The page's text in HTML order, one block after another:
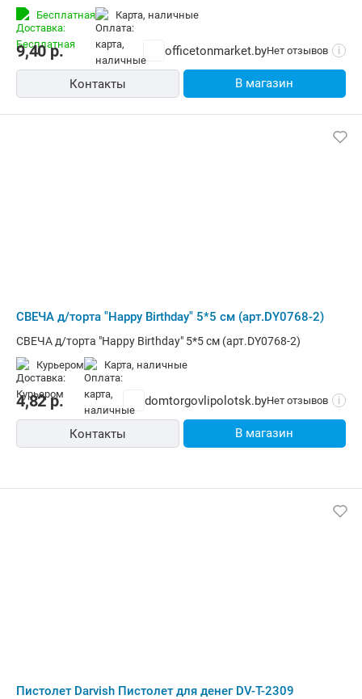
гирлянду нужно продеть ленту в специальные отверстия в
буквах-флажках. Растяжка с белыми флажками
устанавливается на стене дома или в офисе, задает
настроение вечеринке и придает торжественности.
Бесплатная карта, наличные
9,40р. officetonmarket.byНет отзывов i
Контакты В магазин
СВЕЧА д/торта "Happy Birthday" 5*5 см (арт.DY0768-2)
СВЕЧА д/торта "Happy Birthday" 5*5 см (арт.DY0768-2)
Курьером карта, наличные
4,82р. domtorgovlipolotsk.byНет отзывов i
Контакты В магазин
Пистолет Darvish Пистолет для денег DV-T-2309